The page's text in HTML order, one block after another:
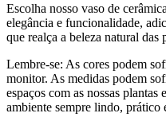
Escolha nosso vaso de
elegância e funcionalidade,
que realça a beleza natural das
Lembre-se: As cores podem
monitor. As medidas podem
espaços com as nossas
ambiente sempre lindo, prático